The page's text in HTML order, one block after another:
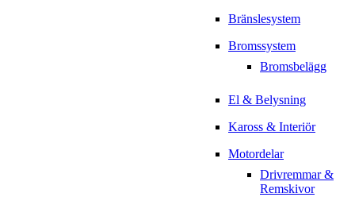
Bränslesystem
Bromssystem
Bromsbelägg
El & Belysning
Kaross & Interiör
Motordelar
Drivremmar &
Remskivor